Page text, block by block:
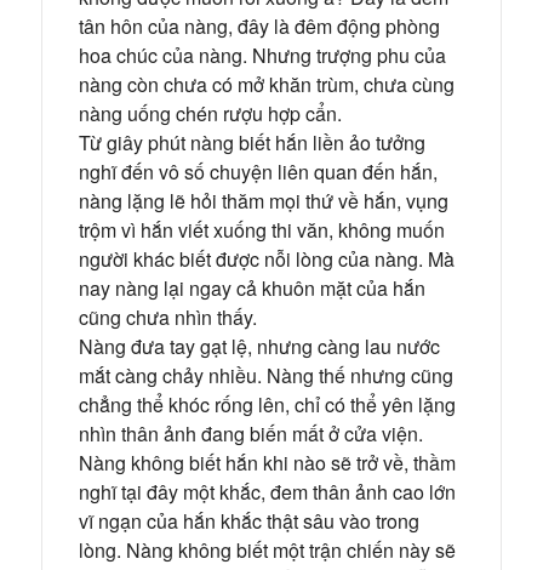
tân hôn của nàng, đây là đêm động phòng
hoa chúc của nàng. Nhưng trượng phu của
nàng còn chưa có mở khăn trùm, chưa cùng
nàng uống chén rượu hợp cẩn.
Từ giây phút nàng biết hắn liền ảo tưởng
nghĩ đến vô số chuyện liên quan đến hắn,
nàng lặng lẽ hỏi thăm mọi thứ về hắn, vụng
trộm vì hắn viết xuống thi văn, không muốn
người khác biết được nỗi lòng của nàng. Mà
nay nàng lại ngay cả khuôn mặt của hắn
cũng chưa nhìn thấy.
Nàng đưa tay gạt lệ, nhưng càng lau nước
mắt càng chảy nhiều. Nàng thế nhưng cũng
chẳng thể khóc rống lên, chỉ có thể yên lặng
nhìn thân ảnh đang biến mất ở cửa viện.
Nàng không biết hắn khi nào sẽ trở về, thầm
nghĩ tại đây một khắc, đem thân ảnh cao lớn
vĩ ngạn của hắn khắc thật sâu vào trong
lòng. Nàng không biết một trận chiến này sẽ